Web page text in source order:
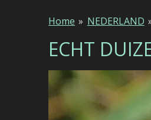
Home » NEDERLAND
ECHT